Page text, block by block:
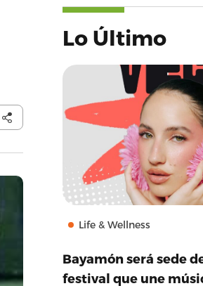
Lo Último
Life & Wellness
Bayamón será sede
festival que une